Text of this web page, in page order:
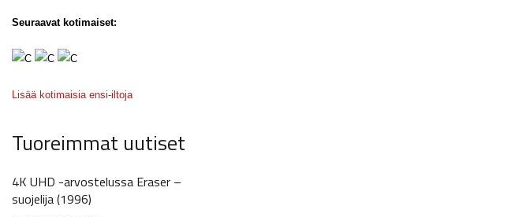
Seuraavat kotimaiset:
Lisää kotimaisia ensi-iltoja
Tuoreimmat uutiset
4K UHD -arvostelussa Eraser –
suojelija (1996)